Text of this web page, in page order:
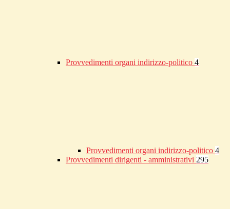
Provvedimenti organi indirizzo-politico 4
Provvedimenti organi indirizzo-politico 4
Provvedimenti dirigenti - amministrativi 295